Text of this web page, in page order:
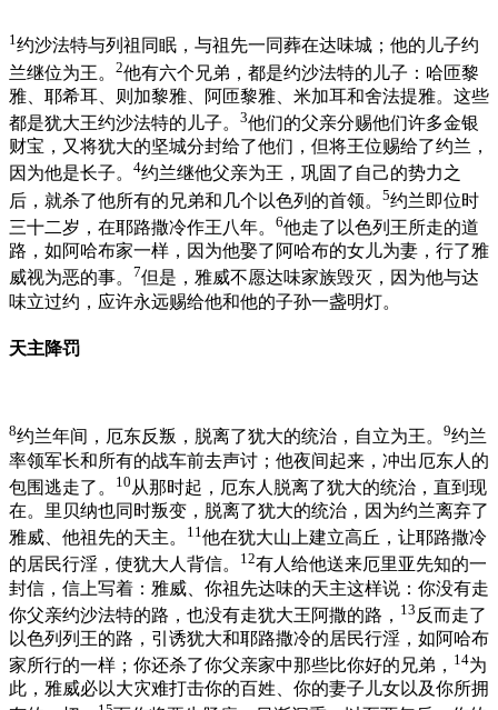
1约沙法特与列祖同眠，与祖先一同葬在达味城；他的儿子约
兰继位为王。 2他有六个兄弟，都是约沙法特的儿子：哈匝黎
雅、耶希耳、则加黎雅、阿匝黎雅、米加耳和舍法提雅。这些
都是犹大王约沙法特的儿子。 3他们的父亲分赐他们许多金银
财宝，又将犹大的坚城分封给了他们，但将王位赐给了约兰，
因为他是长子。 4约兰继他父亲为王，巩固了自己的势力之
后，就杀了他所有的兄弟和几个以色列的首领。 5约兰即位时
三十二岁，在耶路撒冷作王八年。 6他走了以色列王所走的道
路，如阿哈布家一样，因为他娶了阿哈布的女儿为妻，行了雅
威视为恶的事。 7但是，雅威不愿达味家族毁灭，因为他与达
味立过约，应许永远赐给他和他的子孙一盏明灯。
天主降罚
8约兰年间，厄东反叛，脱离了犹大的统治，自立为王。 9约兰
率领军长和所有的战车前去声讨；他夜间起来，冲出厄东人的
包围逃走了。
10 从那时起，厄东人脱离了犹大的统治，直到现
在。里贝纳也同时叛变，脱离了犹大的统治，因为约兰离弃了
雅威、他祖先的天主。
11 他在犹大山上建立高丘，让耶路撒冷
的居民行淫，使犹大人背信。
12有人给他送来厄里亚先知的一
封信，信上写着：雅威、你祖先达味的天主这样说：你没有走
你父亲约沙法特的路，也没有走犹大王阿撒的路， 13 反而走了
以色列列王的路，引诱犹大和耶路撒冷的居民行淫，如阿哈布
家所行的一样；你还杀了你父亲家中那些比你好的兄弟， 14为
此，雅威必以大灾难打击你的百姓、你的妻子儿女以及你所拥